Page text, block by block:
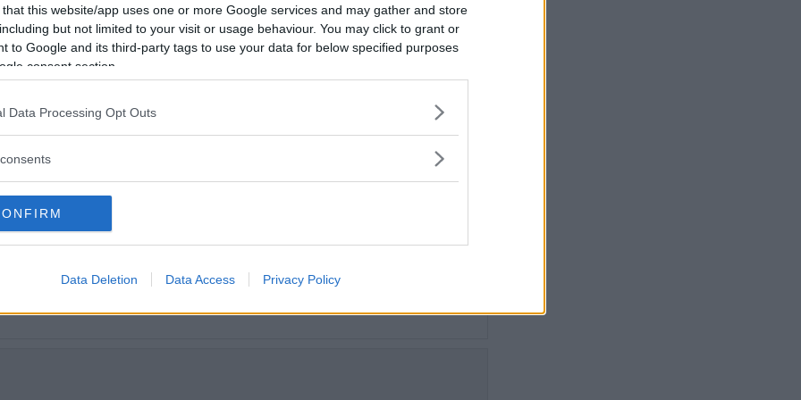
that this website/app uses one or more Google services and may gather and store
but not limited to your visit or usage behaviour. You may click to grant or
to Google and its third-party tags to use your data for below specified purposes
consent section.
Data Processing Opt Outs
Data Deletion Data Access Privacy Policy
kupé- och lastmått, krocksäkerhet och
fortsätta läsa.